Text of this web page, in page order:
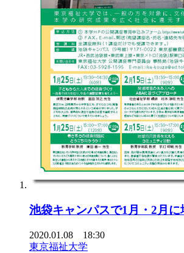
池袋キャンパスで1月・2月に
2020.01.08 18:30
東京福祉大学